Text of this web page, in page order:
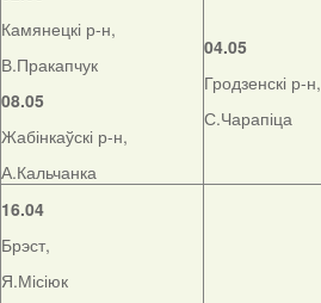
Камянецкі р-н,
В.Пракапчук
08.05
Жабінкаўскі р-н,
А.Кальчанка
04.05
Гродзенскі р-н,
С.Чарапіца
16.04
Брэст,
Я.Місіюк